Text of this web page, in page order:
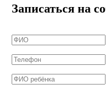
Записаться на